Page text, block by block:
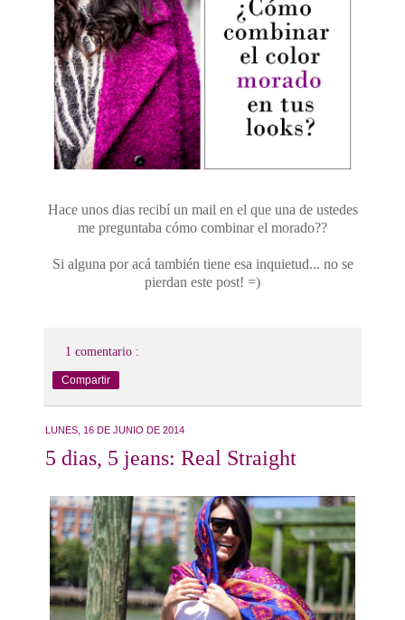
Hace unos dias recibí un mail en el que una de ustedes
me preguntaba cómo combinar el morado??
Si alguna por acá también tiene esa inquietud... no se
pierdan este post! =)
1 comentario :
Compartir
LUNES, 16 DE JUNIO DE 2014
5 dias, 5 jeans: Real Straight